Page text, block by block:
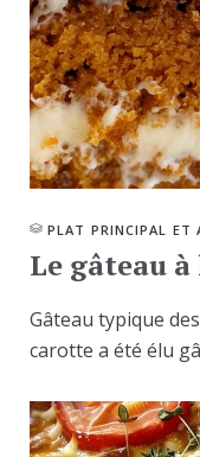
PLAT PRINCIPAL ET
Le gâteau
Gâteau typique
carotte a été élu